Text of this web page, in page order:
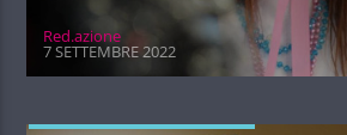
Red.azione
7 SETTEMBRE 2022